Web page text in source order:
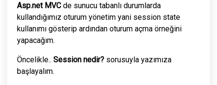
Asp.net MVC de sunucu tabanlı durumlarda
kullandığımız oturum yönetim yani session state
kullanımı gösterip ardından oturum açma örneğini
yapacağım.
Öncelikle.. Session nedir? sorusuyla yazımıza
başlayalım.